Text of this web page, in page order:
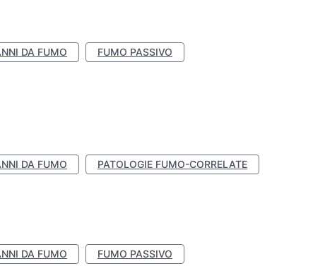
DA FUMO
FUMO PASSIVO
DA FUMO PATOLOGIE FUMO-CORRELATE
DA FUMO
FUMO PASSIVO